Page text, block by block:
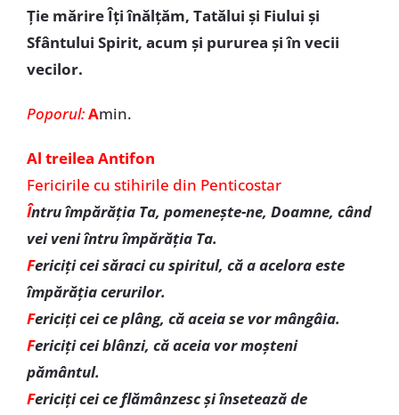
Ție mărire Îți înălțăm, Tatălui și Fiului și
Sfântului Spirit, acum și pururea și în vecii
vecilor.
Poporul:Amin.
Al treilea Antifon
Fericirile cu stihirile din Penticostar
Întru împărăția Ta, pomenește-ne, Doamne, când
vei veni întru împărăția Ta.
Fericiți cei săraci cu spiritul, că a acelora este
împărăția cerurilor.
Fericiți cei ce plâng, că aceia se vor mângâia.
Fericiți cei blânzi, că aceia vor moșteni
pământul.
Fericiți cei ce flămânzesc și însetează de